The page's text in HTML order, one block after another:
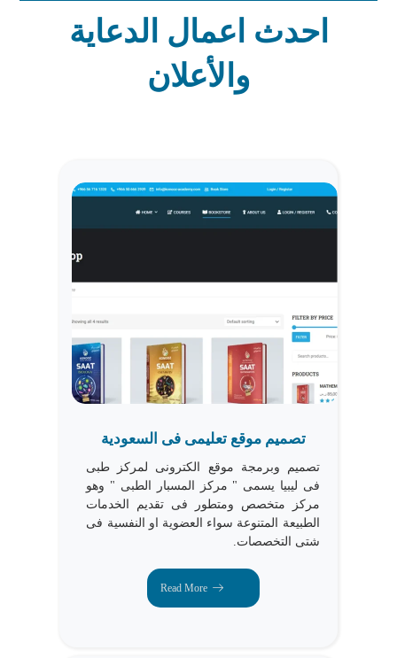
احدث اعمال الدعاية
والأعلان
تصميم موقع تعليمى فى السعودية
تصميم وبرمجة موقع الكترونى لمركز طبى
فى ليبيا يسمى " مركز المسبار الطبى " وهو
مركز متخصص ومتطور فى تقديم الخدمات
الطبيعة المتنوعة سواء العضوية او النفسية فى
شتى التخصصات.
Read More